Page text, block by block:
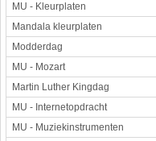
MU - Kleurplaten
Mandala kleurplaten
Modderdag
MU - Mozart
Martin Luther Kingdag
MU - Internetopdracht
MU - Muziekinstrumenten